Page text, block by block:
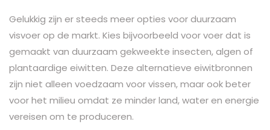
Gelukkig zijn er steeds meer opties voor duurzaam
visvoer op de markt. Kies bijvoorbeeld voor voer dat is
gemaakt van duurzaam gekweekte insecten, algen of
plantaardige eiwitten. Deze alternatieve eiwitbronnen
zijn niet alleen voedzaam voor vissen, maar ook beter
voor het milieu omdat ze minder land, water en energie
vereisen om te produceren.